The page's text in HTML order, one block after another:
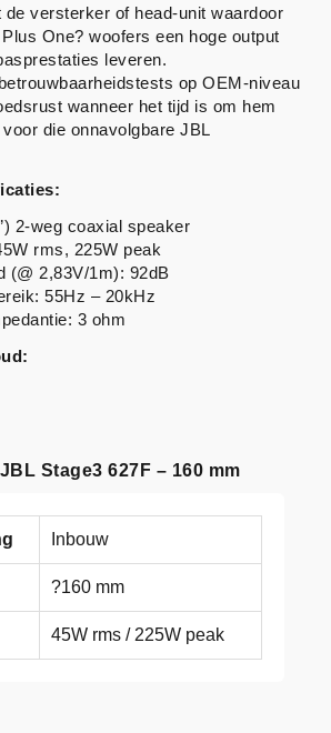
Stage3 627F – 160 mm
Inbouw
?160 mm
45W rms / 225W peak
de versterker of head-unit waardoor
One? woofers een hoge output
leveren.
op OEM-niveau
wanneer het tijd is om hem
die onnavolgbare JBL
2-weg coaxial speaker
rms, 225W peak
(@ 2,83V/1m): 92dB
55Hz – 20kHz
3 ohm